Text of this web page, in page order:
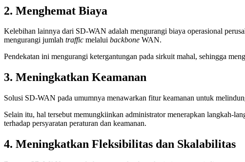
2. Menghemat Biaya
Kelebihan lainnya dari SD-WAN adalah mengurangi biaya operasional
mengurangi jumlah traffic melalui backbone WAN.
Pendekatan ini mengurangi ketergantungan pada sirkuit mahal, sehingga
3. Meningkatkan Keamanan
Solusi SD-WAN pada umumnya menawarkan fitur keamanan untuk
Selain itu, hal tersebut memungkiinkan administrator menerapkan langkah-
terhadap persyaratan peraturan dan keamanan.
4. Meningkatkan Fleksibilitas dan Skalabilitas